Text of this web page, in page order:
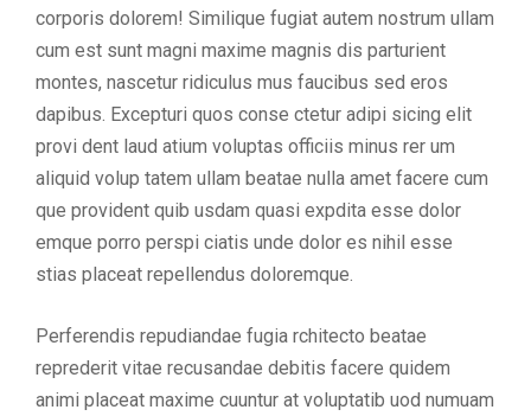
corporis dolorem! Similique fugiat autem nostrum ullam
cum est sunt magni maxime magnis dis parturient
montes, nascetur ridiculus mus faucibus sed eros
dapibus. Excepturi quos conse ctetur adipi sicing elit
provi dent laud atium voluptas officiis minus rer um
aliquid volup tatem ullam beatae nulla amet facere cum
que provident quib usdam quasi expdita esse dolor
emque porro perspi ciatis unde dolor es nihil esse
stias placeat repellendus doloremque.
Perferendis repudiandae fugia rchitecto beatae
reprederit vitae recusandae debitis facere quidem
animi placeat maxime cuuntur at voluptatib uod numuam